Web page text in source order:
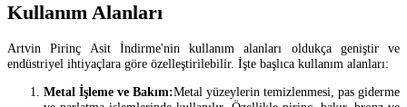
Kullanım Alanları
Artvin Pirinç Asit İndirme'nin kullanım alanları oldukça geniştir ve
endüstriyel ihtiyaçlara göre özelleştirilebilir. İşte başlıca kullanım alanları:
Metal İşleme ve Bakım:Metal yüzeylerin temizlenmesi, pas giderme